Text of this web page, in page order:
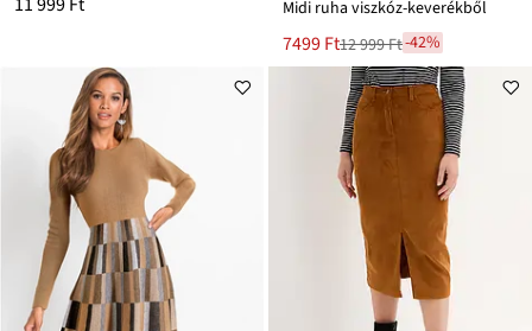
Midi ruha viszkóz-keverékből
Új
ár
7499 Ft
Leárazva
12 999 Ft
12 999 Ft-42%